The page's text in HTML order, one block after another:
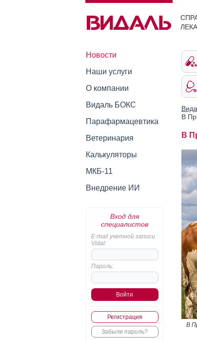
Новости
Наши услуги
О компании
Видаль БОКС
Парафармацевтика
Ветеринария
Калькуляторы
МКБ-11
Внедрение ИИ
Вход для
специалистов
E-mail учетной записи
Vidal:
Пароль:
Регистрация
Забыли пароль?
В
В
В